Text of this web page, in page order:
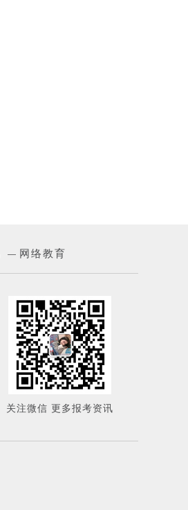
— 网络教育
关注微信 更多报考资讯